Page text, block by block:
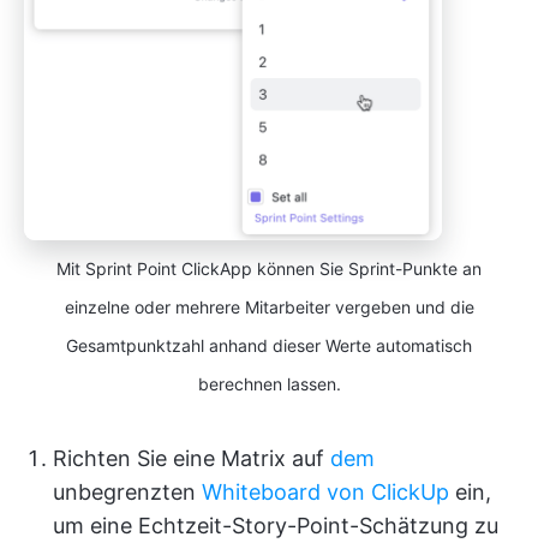
Mit Sprint Point ClickApp können Sie Sprint-Punkte an
einzelne oder mehrere Mitarbeiter vergeben und die
Gesamtpunktzahl anhand dieser Werte automatisch
berechnen lassen.
Richten Sie eine Matrix auf dem
unbegrenzten Whiteboard von ClickUp ein,
um eine Echtzeit-Story-Point-Schätzung zu